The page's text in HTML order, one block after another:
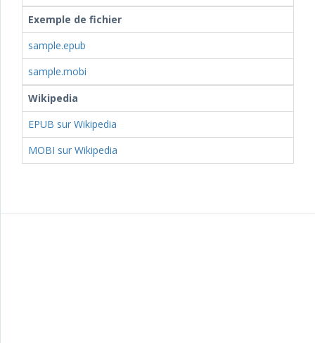
Exemple de fichier
sample.epub
sample.mobi
Wikipedia
EPUB sur Wikipedia
MOBI sur Wikipedia